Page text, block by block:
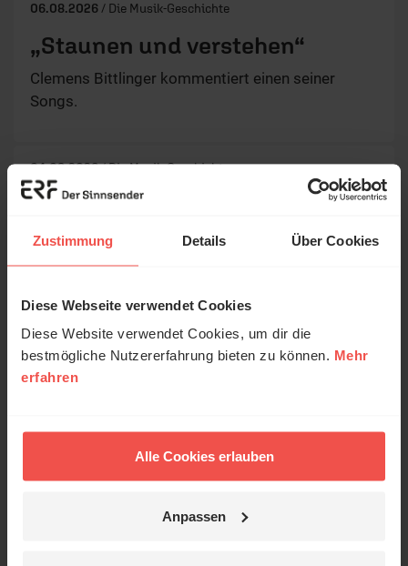
Zustimmung Details Über Cookies
Diese Webseite verwendet Cookies
Diese Website verwendet Cookies, um dir die
bestmögliche Nutzererfahrung bieten zu können. Mehr
erfahren
Alle Cookies erlauben
Anpassen
06.08.2026 / Die Musik-Geschichte
„Staunen und verstehen“
Clemens Bittlinger kommentiert einen seiner
Songs.
04.08.2026/ Die Musik-Geschichte
„Willkommen im Haus der
offnen Tür“
Christian Löer kommentiert einen seiner Songs.
30.07.2026/ Die Musik-Geschichte
„Ich glaub an dich“
„Schön, dass es dich gibt“